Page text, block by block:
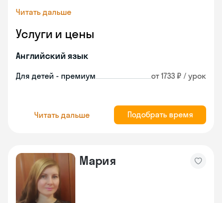
Читать дальше
Услуги и цены
Английский язык
Для детей - премиум от 1733 ₽ / урок
Читать дальше Подобрать время
Мария